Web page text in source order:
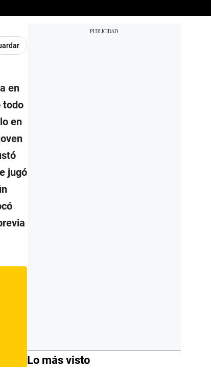
en
todo
en
jugó
Lo más visto